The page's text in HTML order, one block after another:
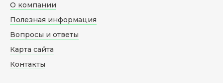
О компании
Полезная информация
Вопросы и ответы
Карта сайта
Контакты